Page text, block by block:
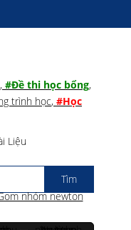
, #Đề thi học bổng,
trình học, #Học
Liệu